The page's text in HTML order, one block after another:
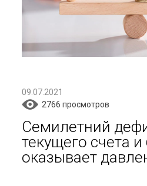
09.07.2021
2766 просмотров
Семилетний
текущего счета
оказывает